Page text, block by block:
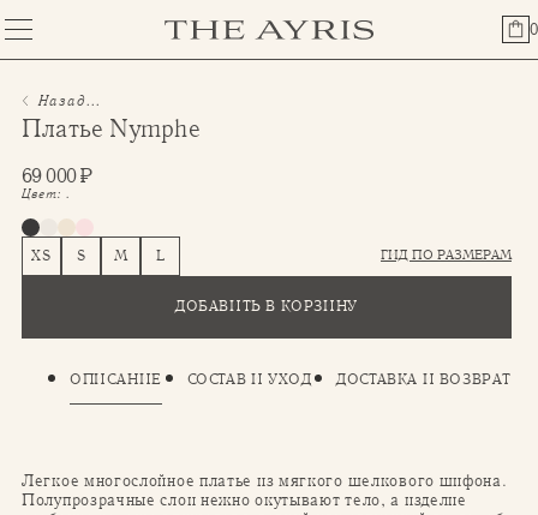
0
Назад...
Платье Nymphe
69 000₽
Цвет:.
S
XS M L ГИД ПО РАЗМЕРАМ
ДОБАВИТЬ В КОРЗИНУ
ОПИСАНИЕ СОСТАВ И УХОД ДОСТАВКА И ВОЗВРАТ
Легкое многослойное платье из мягкого шелкового шифона.
Полупрозрачные слои нежно окутывают тело, а изделие